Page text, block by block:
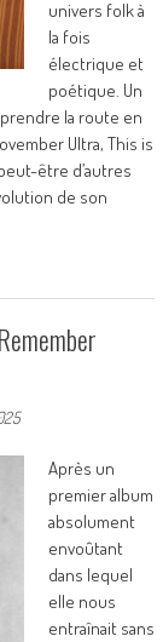
univers folk à
la fois
électrique et
poétique. Un
la route en
Ultra, This is
être d’autres
de son
Après un
premier album
absolument
envoûtant
dans lequel
elle nous
entraînait sans